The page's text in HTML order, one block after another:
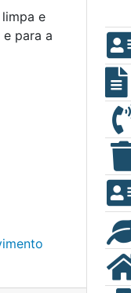
e
para a